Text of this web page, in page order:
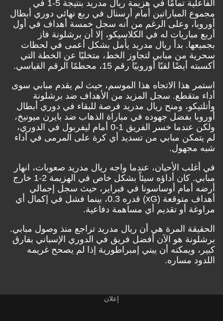
الفاعلية تمامًا في هزيمة ريال مدريد بنتيجة 5-1 في
مجموع المباراتين أمام أرسنال في ربع نهائي دوري أبطال
أوروبا، وعلى الرغم من أنه سجل خمسة أهداف في أول
أربع مباريات له في الكلاسيكو، إلا أن برشلونة فاز
بجميعها. بدأ ريال مدريد يأمل بشكل أعمى في لحظات
سحرية من مبابي لتجاوز الخط، متخليًا عن الخطة التي
أكسبته أيضًا لقبًا أوروبيًا رقم 15، محطمًا الرقم القياسي.
استمر هذا الاتجاه هذا الموسم، حيث لم يقدم مبابي سوى
أداء متقطع. سجل المزيد من الأهداف ضد برشلونة
وأتلتيكو، ومنح ريال مدريد فرصة للبقاء في دوري أبطال
أوروبا بفضل جهوده في مباراة الذهاب ضد بايرن ميونيخ،
ولكن عندما خسر الفريق 1-0 أمام ليفربول في الدوري،
لم يتمكن مبابي من تسديد أي كرة على المرمى في أداء
شبه مجهول.
في أغلب الأحيان، عندما واجه ريال مدريد صعوبات، انهار
مبابي. كان أداؤه سيئاً بشكل خاص في الهزيمة 2-1 خارج
أرضه أمام أوساسونا في فبراير، حيث سجل إجمالي
أهداف متوقعة (xG) قدره 0.3، بينما فشل في إكمال أي
مراوغة أو تقديم أي مساهمة دفاعية.
الحقيقة المرة هي أن ريال مدريد تراجع منذ وصول مبابي.
برشلونة هو الآن أفضل فريق في الدوري الإسباني بفارق
كبير، ويمكنه أن يبني إمبراطورية إذا لم يصحح غريمه
اللدود مساره.